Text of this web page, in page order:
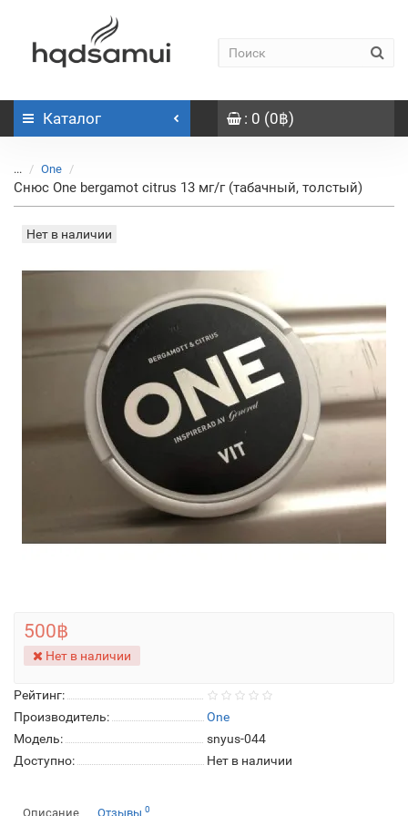
Каталог : 0 (0฿)
... One
Снюс One bergamot citrus 13 мг/г (табачный, толстый)
Нет в наличии
Рейтинг:
Производитель:
One
Модель:
snyus-044
Доступно:
Нет в наличии
500฿
Нет в наличии
Описание Отзывы 0